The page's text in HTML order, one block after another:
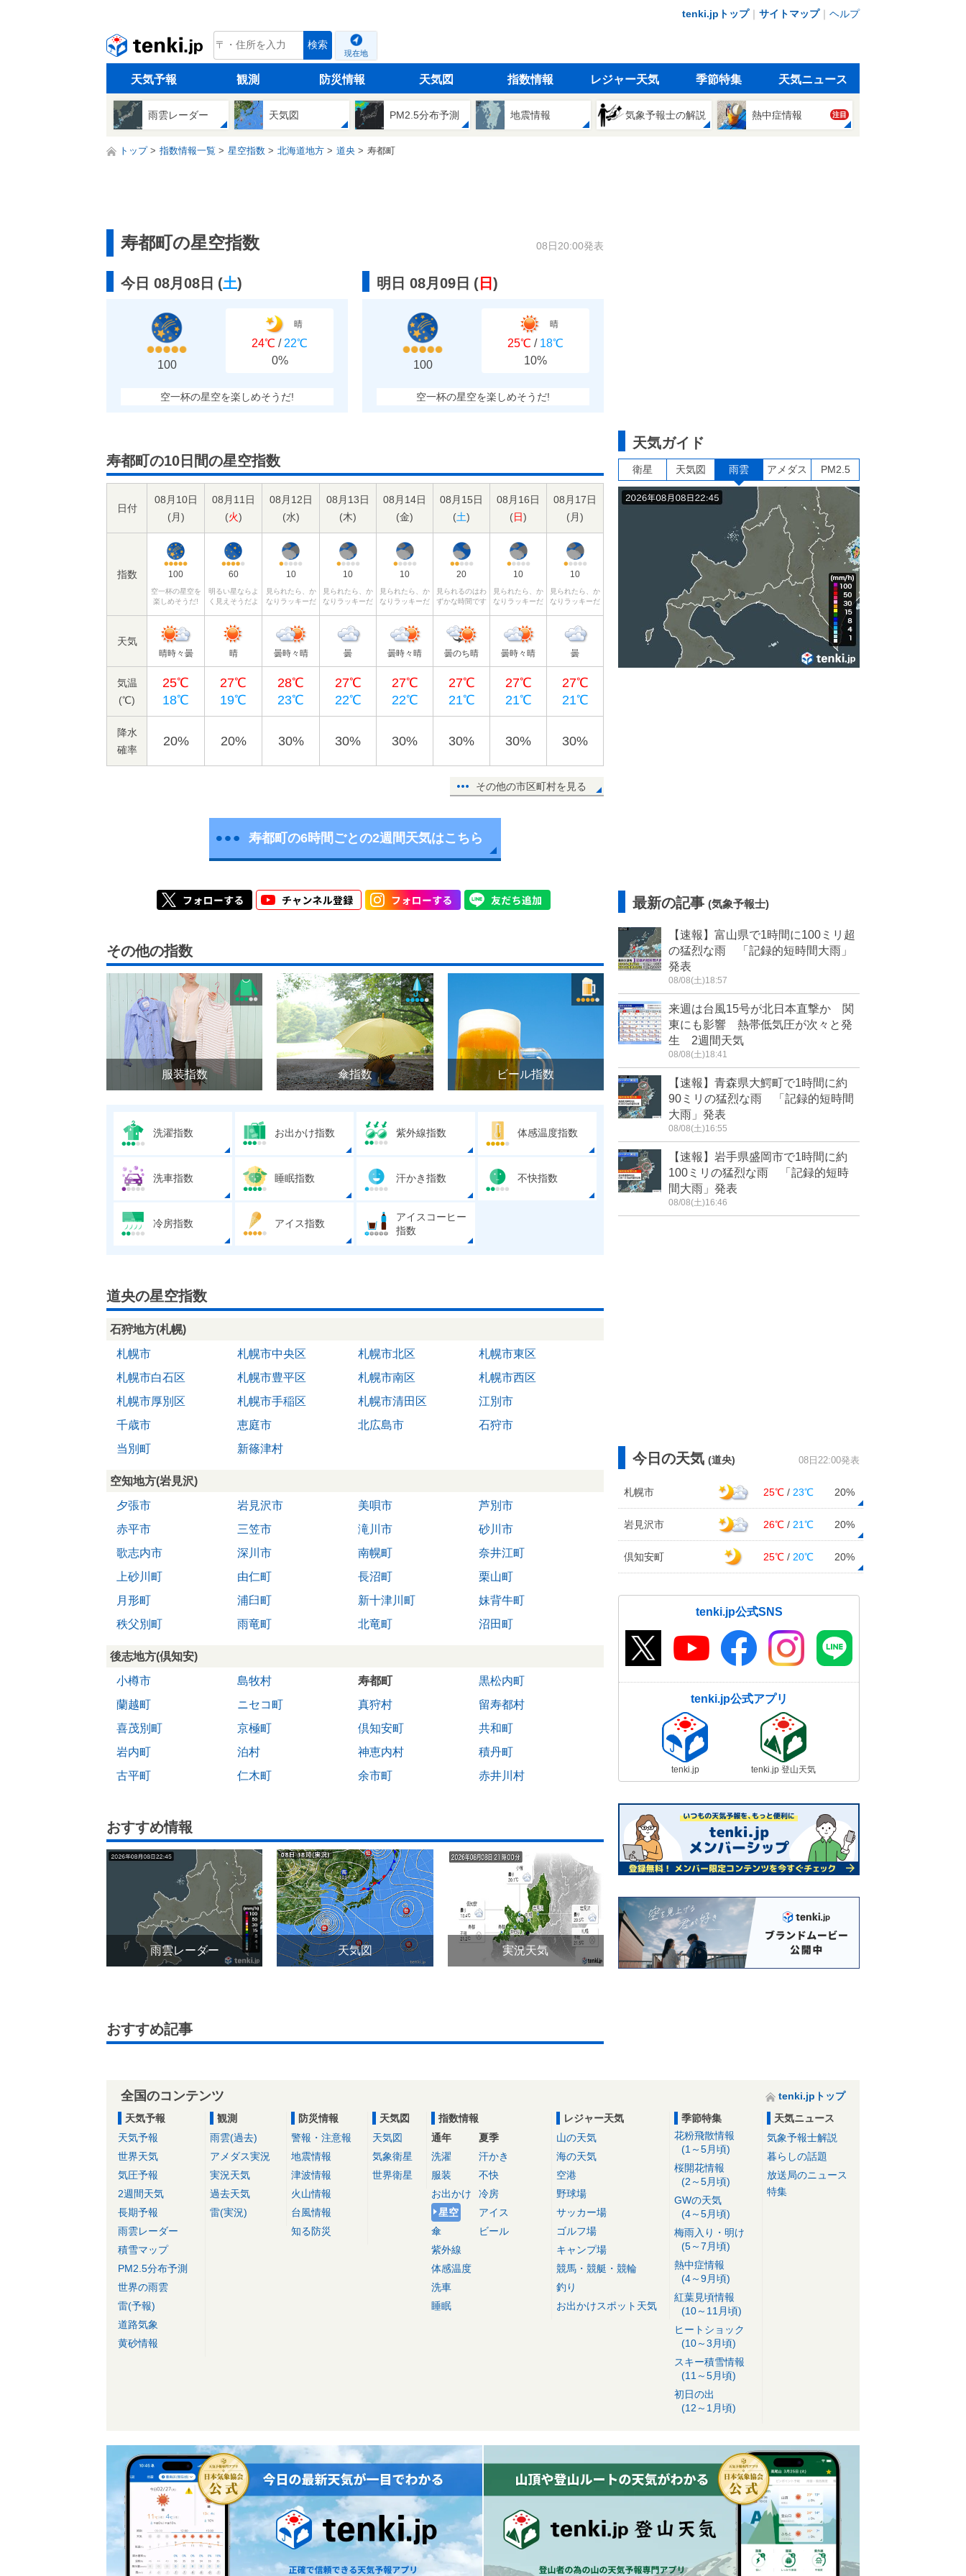
tenki.jpトップ｜ サイトマップ｜ ヘルプ
tenki.jp 検索
現在地
天気予報 観測 防災情報 天気図 指数情報 レジャー天気 季節特集 天気ニュース
雨雲レーダー 天気図 PM2.5分布予測 地震情報 気象予報士の解説 熱中症情報 注目
トップ 指数情報一覧 星空指数 北海道地方 道央 寿都町
寿都町の星空指数 08日20:00発表
今日 08月08日 (土)
100
晴
24℃ / 22℃
0%
空一杯の星空を楽しめそうだ!
明日 08月09日 ( 日 )
100
晴
25℃ / 18℃
10%
空一杯の星空を楽しめそうだ!
寿都町の10日間の星空指数
日付
08月10日
(月)
08月11日
(火)
08月12日
(水)
08月13日
(木)
08月14日
(金)
08月15日
(土)
08月16日
(日)
08月17日
(月)
指数 100
空一杯の星空を
楽しめそうだ!
60
明るい星ならよ
く見えそうだよ
10
見られたら、か
なりラッキーだ
10
見られたら、か
なりラッキーだ
10
見られたら、か
なりラッキーだ
20
見られるのはわ
ずかな時間です
10
見られたら、か
なりラッキーだ
10
見られたら、か
なりラッキーだ
天気
晴時々曇 晴 曇時々晴 曇 曇時々晴 曇のち晴 曇時々晴 曇
気温
(℃)
25℃
18℃
27℃
19℃
28℃
23℃
27℃
22℃
27℃
22℃
27℃
21℃
27℃
21℃
27℃
21℃
降水
確率
20% 20% 30% 30% 30% 30% 30% 30%
その他の市区町村を見る
寿都町の6時間ごとの2週間天気はこちら
その他の指数
服装指数 傘指数 ビール指数
洗濯指数 お出かけ指数 紫外線指数 体感温度指数
洗車指数 睡眠指数 汗かき指数 不快指数
冷房指数 アイス指数
アイスコーヒー
指数
道央の星空指数
石狩地方(札幌)
札幌市
札幌市中央区 札幌市北区
札幌市東区
札幌市白石区
札幌市豊平区 札幌市南区
札幌市西区
札幌市厚別区
札幌市手稲区 札幌市清田区
江別市
千歳市
恵庭市 北広島市
石狩市
当別町
新篠津村
空知地方(岩見沢)
夕張市
岩見沢市 美唄市
芦別市
赤平市
三笠市 滝川市
砂川市
歌志内市
深川市 南幌町
奈井江町
上砂川町
由仁町 長沼町
栗山町
月形町
浦臼町 新十津川町
妹背牛町
秩父別町
雨竜町 北竜町 沼田町
後志地方(倶知安)
小樽市
島牧村 寿都町
黒松内町
蘭越町
ニセコ町 真狩村
留寿都村
喜茂別町
京極町 倶知安町
共和町
岩内町
泊村 神恵内村
積丹町
古平町
仁木町 余市町 赤井川村
おすすめ情報
雨雲レーダー 天気図 実況天気
おすすめ記事
天気ガイド
衛星 天気図 雨雲 アメダス PM2.5
最新の記事 (気象予報士)
【速報】富山県で1時間に100ミリ超
の猛烈な雨 「記録的短時間大雨」
発表
08/08(土)18:57
来週は台風15号が北日本直撃か 関
東にも影響 熱帯低気圧が次々と発
生 2週間天気
08/08(土)18:41
【速報】青森県大鰐町で1時間に約
90ミリの猛烈な雨 「記録的短時間
大雨」発表
08/08(土)16:55
【速報】岩手県盛岡市で1時間に約
100ミリの猛烈な雨 「記録的短時
間大雨」発表
08/08(土)16:46
今日の天気 (道央) 08日22:00発表
札幌市 25℃ / 23℃ 20%
岩見沢市 26℃ / 21℃ 20%
倶知安町 25℃ / 20℃ 20%
tenki.jp公式SNS
tenki.jp公式アプリ
tenki.jp tenki.jp 登山天気
全国のコンテンツ
tenki.jpトップ
天気予報
天気予報
世界天気
気圧予報
2週間天気
長期予報
雨雲レーダー
積雪マップ
PM2.5分布予測
世界の雨雲
雷(予報)
道路気象
黄砂情報
観測
雨雲(過去)
アメダス実況
実況天気
過去天気
雷(実況)
防災情報
警報・注意報
地震情報
津波情報
火山情報
台風情報
知る防災
天気図
天気図
気象衛星
世界衛星
指数情報
通年
洗濯
服装
お出かけ
星空
傘
紫外線
体感温度
洗車
睡眠
夏季
汗かき
不快
冷房
アイス
ビール
レジャー天気
山の天気
海の天気
空港
野球場
サッカー場
ゴルフ場
キャンプ場
競馬・競艇・競輪
釣り
お出かけスポット天気
季節特集
花粉飛散情報
(1～5月頃)
桜開花情報
(2～5月頃)
GWの天気
(4～5月頃)
梅雨入り・明け
(5～7月頃)
熱中症情報
(4～9月頃)
紅葉見頃情報
(10～11月頃)
ヒートショック
(10～3月頃)
スキー積雪情報
(11～5月頃)
初日の出
(12～1月頃)
天気ニュース
気象予報士解説
暮らしの話題
放送局のニュース
特集